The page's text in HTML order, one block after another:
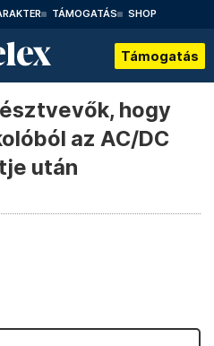
TÁMOGATÁS SHOP
Támogatás
hogy
az AC/DC
után